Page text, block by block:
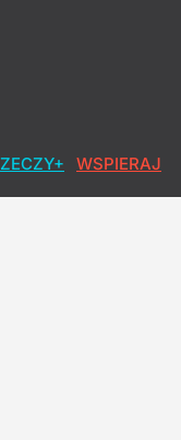
WSPIERAJ